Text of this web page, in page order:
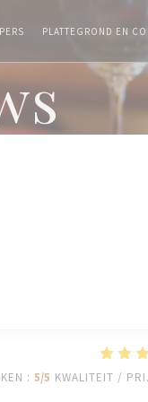
PERS PLATTEGROND EN
: 5/5 KWALITEIT /